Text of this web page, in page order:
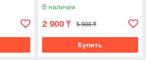
В наличии
2 900 ₸ 5 900 ₸
Купить